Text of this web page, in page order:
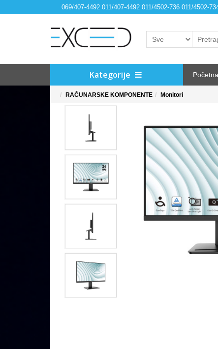
069/407-4492 011/407-4492 011/4502-736 011/4502-
Kategorije Početna
RAČUNARSKE KOMPONENTE Monitori